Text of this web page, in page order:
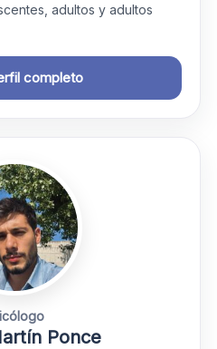
adultos y adultos
completo
Ponce